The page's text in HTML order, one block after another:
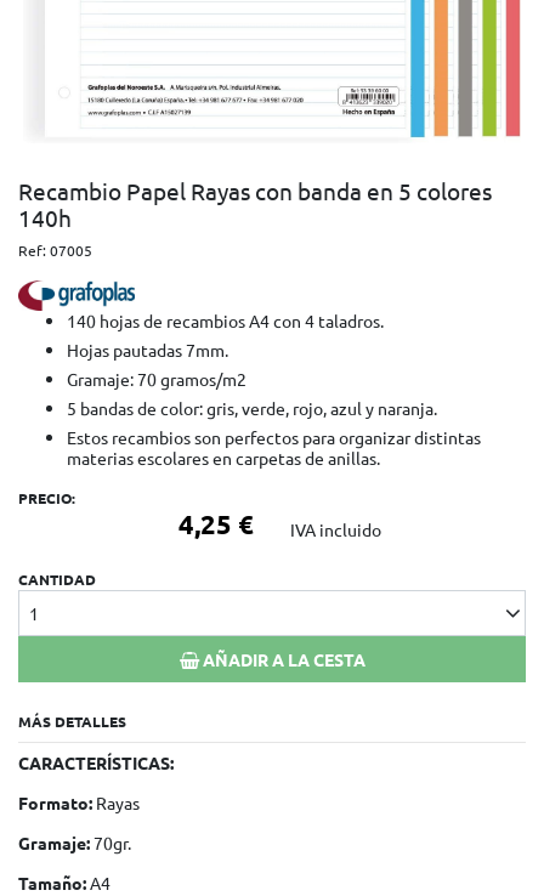
Recambio Papel Rayas con banda en 5 colores
140h
Ref:07005
140 hojas de recambios A4 con 4 taladros.
Hojas pautadas 7mm.
Gramaje: 70 gramos/m2
5 bandas de color: gris, verde, rojo, azul y naranja.
Estos recambios son perfectos para organizar distintas
materias escolares en carpetas de anillas.
PRECIO:
4,25 € IVA incluido
CANTIDAD
1
AÑADIR A LA CESTA
MÁS DETALLES
CARACTERÍSTICAS:
Formato: Rayas
Gramaje:70gr.
Tamaño:A4